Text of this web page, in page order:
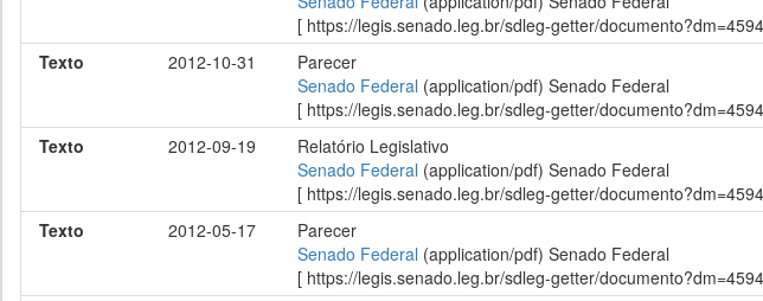
[ https://legis.senado.leg.br/sdleg-getter/
Texto
2012-10-31
Parecer
Senado Federal (application/pdf) Senado Federal
[ https://legis.senado.leg.br/sdleg-getter/
Texto
2012-09-19
Relatório Legislativo
Senado Federal (application/pdf) Senado Federal
[ https://legis.senado.leg.br/sdleg-getter/
Texto
2012-05-17
Parecer
Senado Federal (application/pdf) Senado Federal
[ https://legis.senado.leg.br/sdleg-getter/